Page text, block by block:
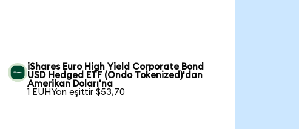
iShares Euro High Yield Corporate Bond
USD Hedged ETF (Ondo Tokenized)'dan
Amerikan Doları'na
1 EUHYon eşittir $53,70